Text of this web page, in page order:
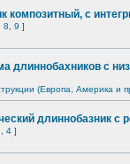
композитный, с
8 9 ]
длиннобахников с
(Европа, Америка и
длиннобазник с
4 ]